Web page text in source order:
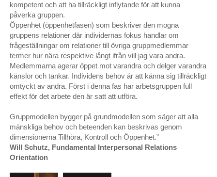
Vinterdröm
kompetent och att ha tillräckligt inflytande för att kunna
påverka gruppen.
Öppenhet (öppenhetfasen) som beskriver den mogna
gruppens relationer där individernas fokus handlar om
frågeställningar om relationer till övriga gruppmedlemmar
termer hur nära respektive långt ifrån vill jag vara andra.
Medlemmarna agerar öppet mot varandra och delger varandra
känslor och tankar. Individens behov är att känna sig tillräckligt
omtyckt av andra. Först i denna fas har arbetsgruppen full
effekt för det arbete den är satt att utföra.
Gruppmodellen bygger på grundmodellen som säger att alla
mänskliga behov och beteenden kan beskrivas genom
dimensionerna Tillhöra, Kontroll och Öppenhet.”
Will Schutz, Fundamental Interpersonal Relations
Orientation